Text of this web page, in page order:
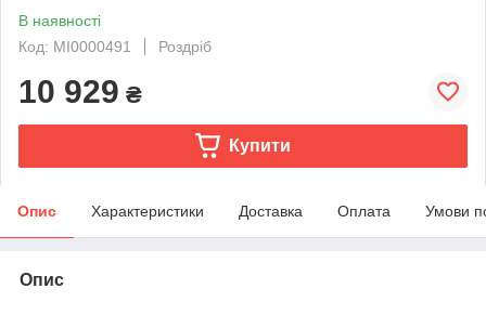
В наявності
Код: MI0000491
Роздріб
10 929 ₴
Купити
Опис Характеристики Доставка Оплата Умови
Опис